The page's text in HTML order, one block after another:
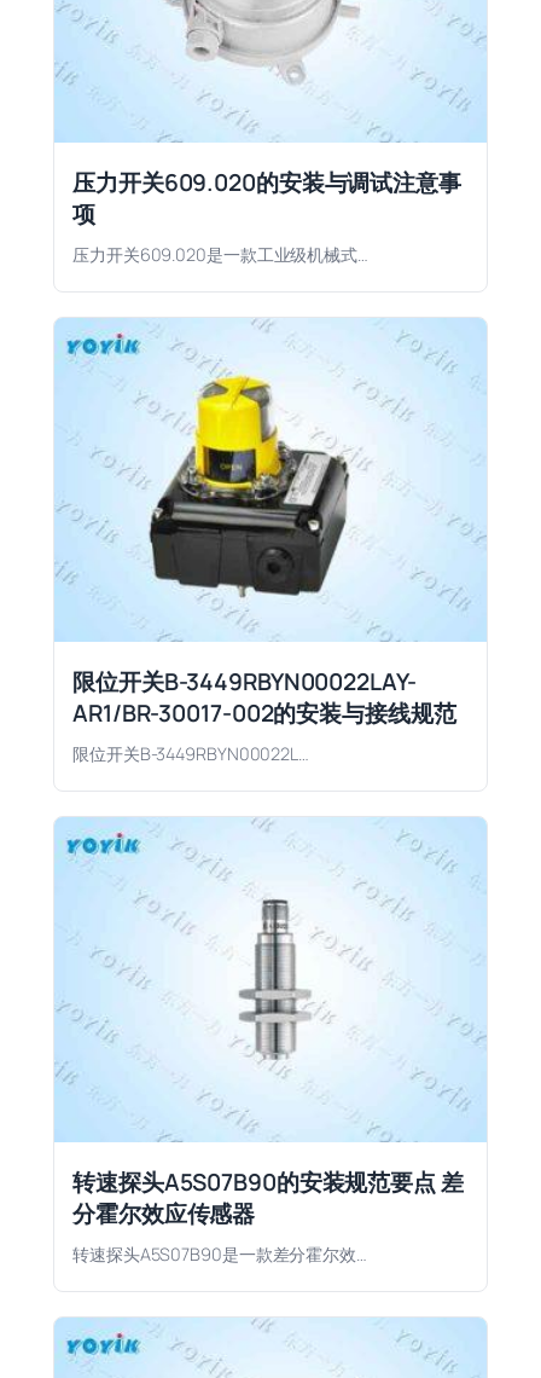
压力开关609.020的安装与调试注意事
项
压力开关609.020是一款工业级机械式…
限位开关B-3449RBYN00022LAY-
AR1/BR-30017-002的安装与接线规范
限位开关B-3449RBYN00022L…
转速探头A5S07B90的安装规范要点 差
分霍尔效应传感器
转速探头A5S07B90是一款差分霍尔效…